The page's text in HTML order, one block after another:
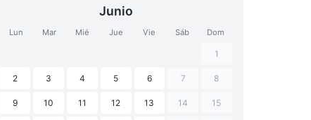
Junio
Lun Mar Mié Jue Vie Sáb Dom
1
2 3 4 5 6 7 8
9 10 11 12 13 14 15